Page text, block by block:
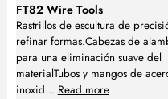
FT82 Wire Tools
Rastrillos de escultura de
refinar formas.Cabezas de
para una eliminación suave del
materialTubos y mangos de
inoxid... Read more